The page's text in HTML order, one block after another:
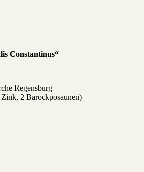
Constantinus“
Regensburg
2 Barockposaunen)